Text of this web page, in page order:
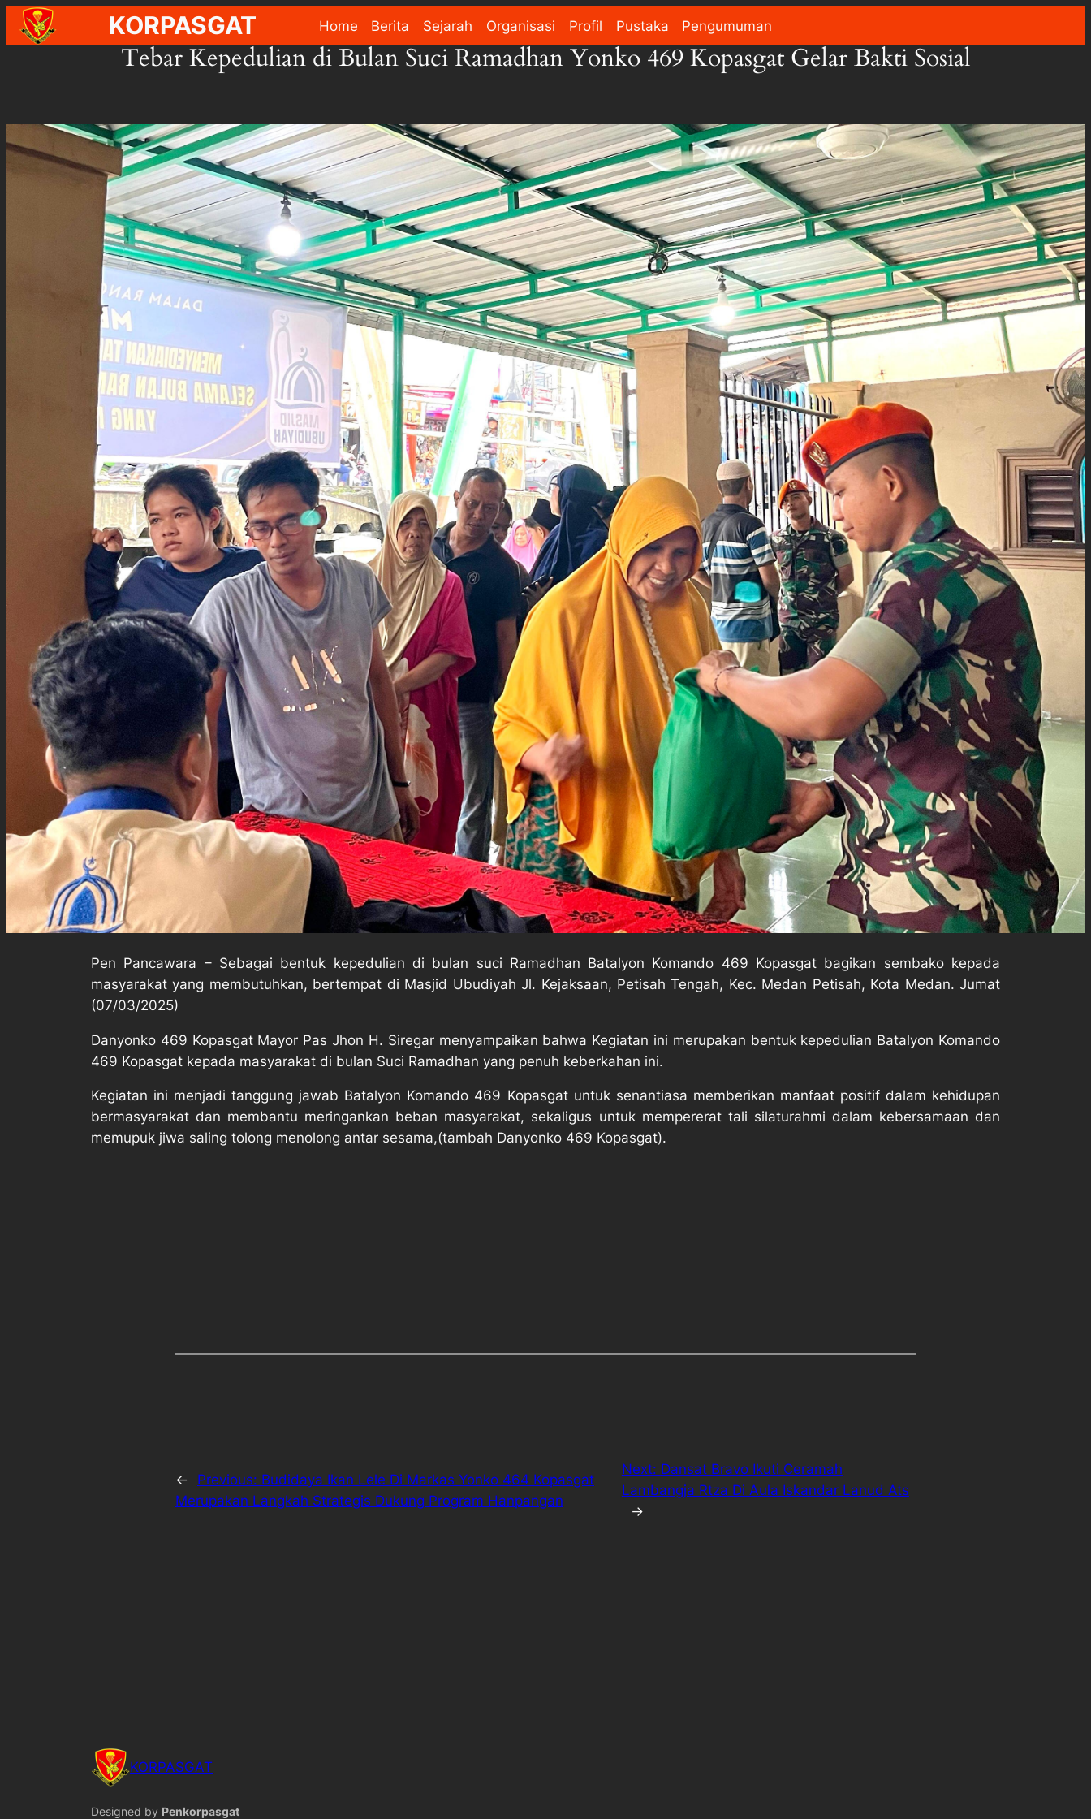
Skip
KORPASGAT Home Berita Sejarah Organisasi Profil Pustaka Pengumuman
Tebar Kepedulian di Bulan Suci Ramadhan Yonko 469 Kopasgat Gelar Bakti Sosial
Pen Pancawara – Sebagai bentuk kepedulian di bulan suci Ramadhan Batalyon Komando 469 Kopasgat bagikan sembako kepada
masyarakat yang membutuhkan, bertempat di Masjid Ubudiyah Jl. Kejaksaan, Petisah Tengah, Kec. Medan Petisah, Kota Medan. Jumat
(07/03/2025)
Danyonko 469 Kopasgat Mayor Pas Jhon H. Siregar menyampaikan bahwa Kegiatan ini merupakan bentuk kepedulian Batalyon Komando
469 Kopasgat kepada masyarakat di bulan Suci Ramadhan yang penuh keberkahan ini.
Kegiatan ini menjadi tanggung jawab Batalyon Komando 469 Kopasgat untuk senantiasa memberikan manfaat positif dalam kehidupan
bermasyarakat dan membantu meringankan beban masyarakat, sekaligus untuk mempererat tali silaturahmi dalam kebersamaan dan
memupuk jiwa saling tolong menolong antar sesama,(tambah Danyonko 469 Kopasgat).
← Previous: Budidaya Ikan Lele Di Markas Yonko 464 Kopasgat
Merupakan Langkah Strategis Dukung Program Hanpangan
Next: Dansat Bravo Ikuti Ceramah
Lambangja Rtza Di Aula Iskandar Lanud Ats
→
KORPASGAT
Designed by Penkorpasgat